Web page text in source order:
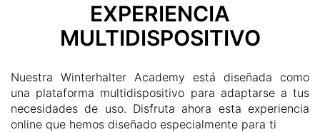
EXPERIENCIA
MULTIDISPOSITIVO
Nuestra Winterhalter Academy está diseñada como
una plataforma multidispositivo para adaptarse a tus
necesidades de uso. Disfruta ahora esta experiencia
online que hemos diseñado especialmente para ti